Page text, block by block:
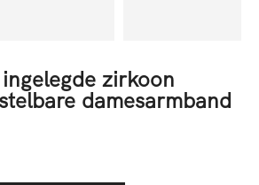
zirkoon
damesarmband